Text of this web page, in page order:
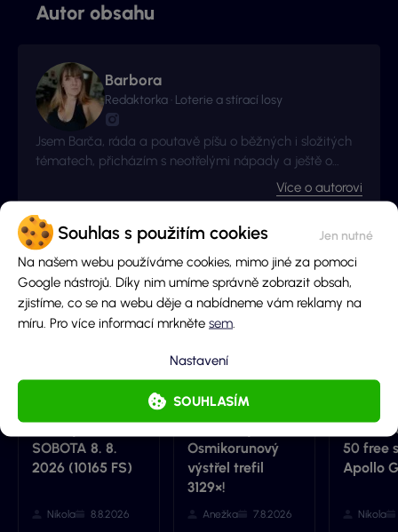
Souhlas s použitím cookies
Na našem webu používáme cookies, mimo jiné za pomoci
Google nástrojů. Díky nim umíme správně zobrazit obsah,
zjistíme, co se na webu děje a nabídneme vám reklamy na
míru. Pro více informací mrkněte sem
SOUHLASÍM
Nastavení
Autor obsahu
Barbora
Redaktorka · Loterie a stírací losy
Jsem Barča, ráda a poutavě píšu o běžných i složitých
tématech, přicházím s neotřelými nápady a ještě o
kousek radši se zlepšuji a získávám nové zkušenosti. I to
je důvod proč jsme s Vyhraj.cz navázali kontakt -
začalo to jako nová zkušenost, pokračuje to jako skvělá
spolupráce.
Více o autorovi
Související články
bonusy dnes
SOBOTA 8. 8.
2026 (10165 FS)
Nikola 8.8.2026
BIG WIN 25 033
Kč v LuckyBet:
Osmikorunový
výstřel trefil
3129×!
Anežka 7.8.2026
50 free
Apollo
Nikola